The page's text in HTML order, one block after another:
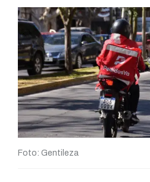
Foto: Gentileza